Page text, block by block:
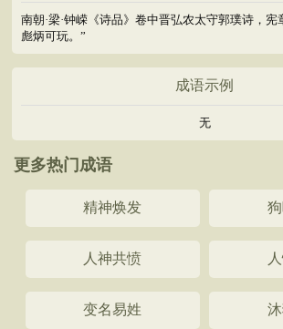
南朝·梁·钟嵘《诗品》卷中晋弘农太守郭璞诗，宪
彪炳可玩。”
成语示例
无
更多热门成语
精神焕发
人神共愤
变名易姓